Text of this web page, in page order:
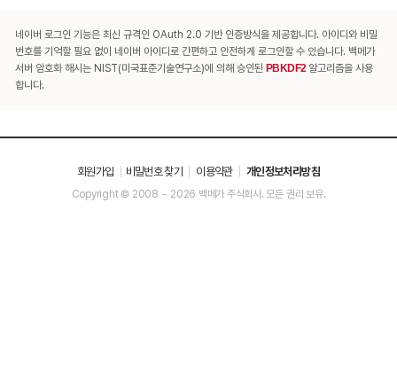
네이버 로그인 기능은 최신 규격인 OAuth 2.0 기반 인증방식을 제공합니다. 아이디와 비밀
번호를 기억할 필요 없이 네이버 아이디로 간편하고 안전하게 로그인할 수 있습니다. 백메가
서버 암호화 해시는 NIST(미국표준기술연구소)에 의해 승인된 PBKDF2알고리즘을 사용
합니다.
회원가입 비밀번호 찾기 이용약관 개인정보처리방침
Copyright © 2008 ~ 2026 백메가 주식회사. 모든 권리 보유.